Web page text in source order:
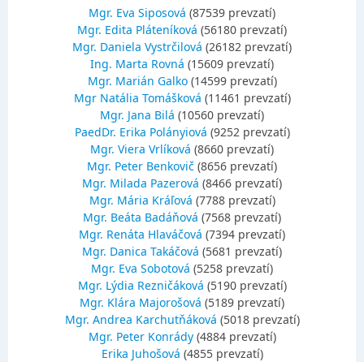
Mgr. Eva Siposová (87539 prevzatí)
Mgr. Edita Pláteníková (56180 prevzatí)
Mgr. Daniela Vystrčilová (26182 prevzatí)
Ing. Marta Rovná (15609 prevzatí)
Mgr. Marián Galko(14599 prevzatí)
Mgr Natália Tomášková (11461 prevzatí)
Mgr. Jana Bilá (10560 prevzatí)
PaedDr. Erika Polányiová (9252 prevzatí)
Mgr. Viera Vrlíková (8660 prevzatí)
Mgr. Peter Benkovič (8656 prevzatí)
Mgr. Milada Pazerová (8466 prevzatí)
Mgr. Mária Kráľová (7788 prevzatí)
Mgr. Beáta Badáňová (7568 prevzatí)
Mgr. Renáta Hlaváčová (7394 prevzatí)
Mgr. Danica Takáčová (5681 prevzatí)
Mgr. Eva Sobotová (5258 prevzatí)
Mgr. Lýdia Rezničáková (5190 prevzatí)
Mgr. Klára Majorošová (5189 prevzatí)
Mgr. Andrea Karchutňáková (5018 prevzatí)
Mgr. Peter Konrády(4884 prevzatí)
Erika Juhošová (4855 prevzatí)